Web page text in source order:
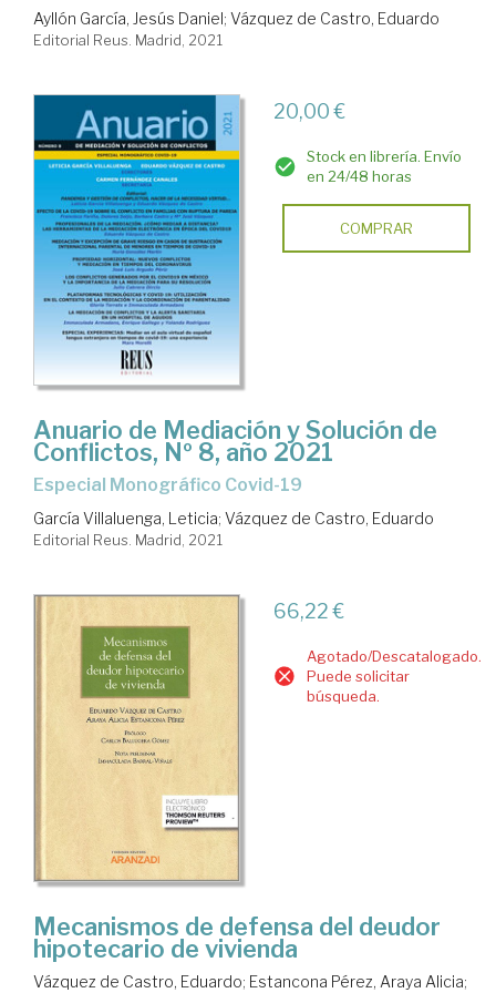
Ayllón García, Jesús Daniel; Vázquez de Castro, Eduardo
Editorial Reus. Madrid, 2021
20,00 €
Stock en librería. Envío
en 24/48 horas
COMPRAR
Anuario de Mediación y Solución de
Conflictos, Nº 8, año 2021
Especial Monográfico Covid-19
García Villaluenga, Leticia; Vázquez de Castro, Eduardo
Editorial Reus. Madrid, 2021
66,22 €
Agotado/Descatalogado.
Puede solicitar
búsqueda.
Mecanismos de defensa del deudor
hipotecario de vivienda
Vázquez de Castro, Eduardo; Estancona Pérez, Araya Alicia;